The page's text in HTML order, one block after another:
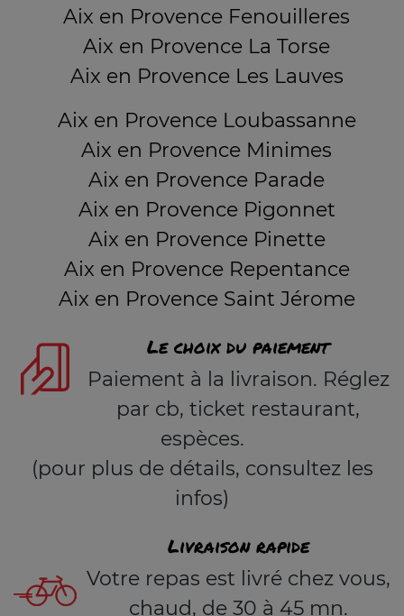
Aix en Provence Fenouilleres
Aix en Provence La Torse
Aix en Provence Les Lauves
Aix en Provence Loubassanne
Aix en Provence Minimes
Aix en Provence Parade
Aix en Provence Pigonnet
Aix en Provence Pinette
Aix en Provence Repentance
Aix en Provence Saint Jérome
Le choix du paiement
Paiement à la livraison. Réglez
par cb, ticket restaurant,
espèces.
(pour plus de détails, consultez les
infos)
Livraison rapide
Votre repas est livré chez vous,
chaud, de 30 à 45 mn.